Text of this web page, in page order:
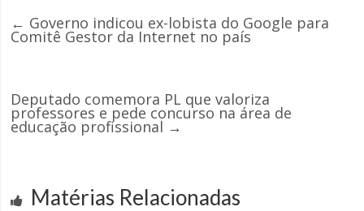
← Governo indicou ex-lobista do Google para
Comitê Gestor da Internet no país
Deputado comemora PL que valoriza
professores e pede concurso na área de
educação profissional →
Matérias Relacionadas